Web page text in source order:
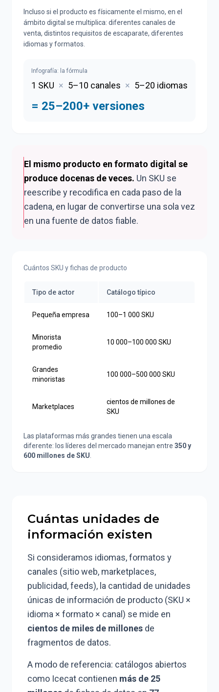
Incluso si el producto es físicamente el mismo, en el
ámbito digital se multiplica: diferentes canales de
venta, distintos requisitos de escaparate, diferentes
idiomas y formatos.
Infografía: la fórmula
1 SKU × 5–10 canales × 5–20 idiomas
= 25–200+ versiones
El mismo producto en formato digital se
produce docenas de veces. Un SKU se
reescribe y recodifica en cada paso de la
cadena, en lugar de convertirse una sola vez
en una fuente de datos fiable.
Cuántos SKU y fichas de producto
Tipo de actor Catálogo típico
Pequeña empresa 100–1 000 SKU
Minorista
promedio
10 000–100 000 SKU
Grandes
minoristas
100 000–500 000 SKU
Marketplaces
cientos de millones de
SKU
Las plataformas más grandes tienen una escala
diferente: los líderes del mercado manejan entre 350 y
600 millones de SKU
Cuántas unidades de
información existen
Si consideramos idiomas, formatos y
canales (sitio web, marketplaces,
publicidad, feeds), la cantidad de unidades
únicas de información de producto (SKU ×
idioma × formato × canal) se mide en
cientos de miles de millones de
fragmentos de datos.
A modo de referencia: catálogos abiertos
como Icecat contienen más de 25